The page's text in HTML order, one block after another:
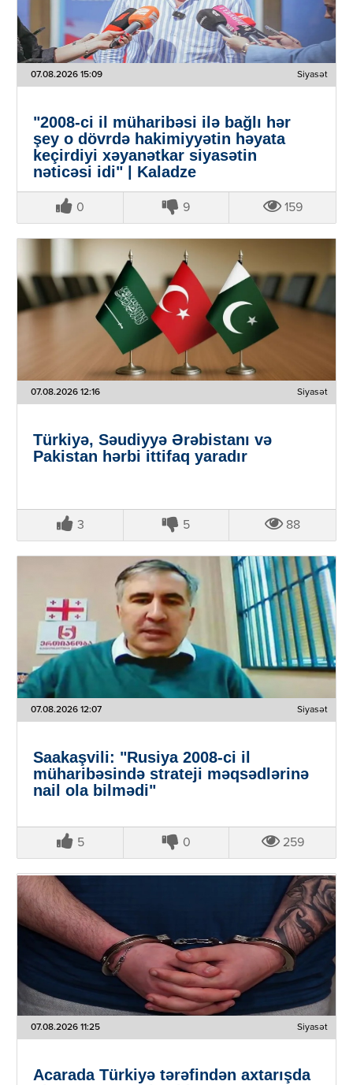
07.08.2026 15:09 Siyasət
"2008-ci il müharibəsi ilə bağlı hər
şey o dövrdə hakimiyyətin həyata
keçirdiyi xəyanətkar siyasətin
nəticəsi idi" | Kaladze
0 9 159
07.08.2026 12:16 Siyasət
Türkiyə, Səudiyyə Ərəbistanı və
Pakistan hərbi ittifaq yaradır
3 5 88
07.08.2026 12:07 Siyasət
Saakaşvili: "Rusiya 2008-ci il
müharibəsində strateji məqsədlərinə
nail ola bilmədi"
5 0 259
07.08.2026 11:25 Siyasət
Acarada Türkiyə tərəfindən axtarışda